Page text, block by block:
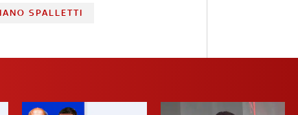
SPALLETTI